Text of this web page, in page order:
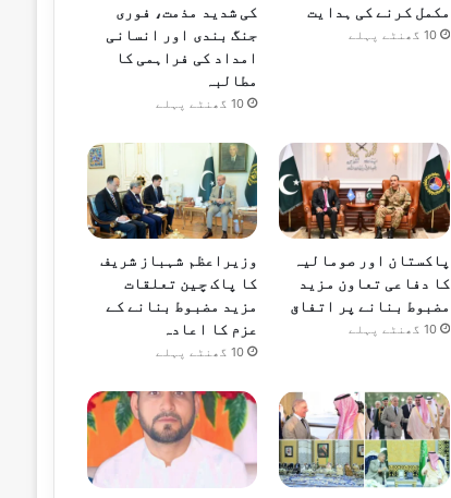
مکمل کرنے کی ہدایت
10 گھنٹے پہلے
کی شدید مذمت، فوری
جنگ بندی اور انسانی
امداد کی فراہمی کا
مطالبہ
10 گھنٹے پہلے
پاکستان اور صومالیہ
کا دفاعی تعاون مزید
مضبوط بنانے پر اتفاق
10 گھنٹے پہلے
وزیراعظم شہباز شریف
کا پاک چین تعلقات
مزید مضبوط بنانے کے
عزم کا اعادہ
10 گھنٹے پہلے